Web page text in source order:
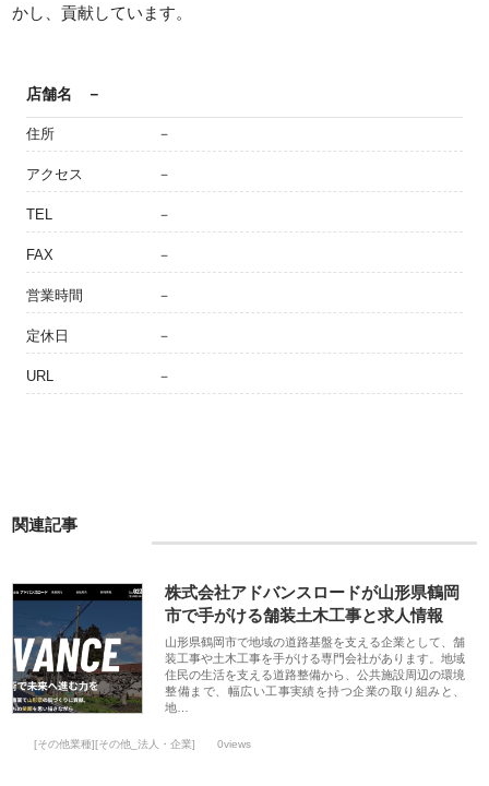
かし、貢献しています。
店舗名 －
住所 －
アクセス －
TEL －
FAX －
営業時間 －
定休日 －
URL －
関連記事
株式会社アドバンスロードが山形県鶴岡
市で手がける舗装土木工事と求人情報
山形県鶴岡市で地域の道路基盤を支える企業として、舗
装工事や土木工事を手がける専門会社があります。地域
住民の生活を支える道路整備から、公共施設周辺の環境
整備まで、幅広い工事実績を持つ企業の取り組みと、
地…
[その他業種][その他_法人・企業] 0views